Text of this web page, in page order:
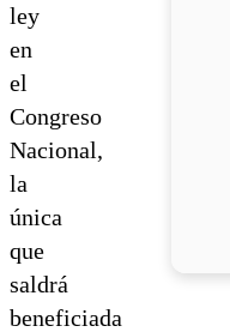
ley
en
el
Congreso
Nacional,
la
única
que
saldrá
beneficiada